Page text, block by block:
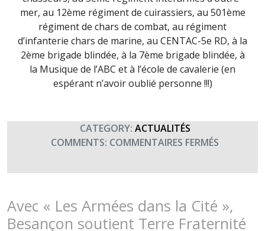
mer, au 12ème régiment de cuirassiers, au 501ème
régiment de chars de combat, au régiment
d’infanterie chars de marine, au CENTAC-5e RD, à la
2ème brigade blindée, à la 7ème brigade blindée, à
la Musique de l’ABC et à l’école de cavalerie (en
espérant n’avoir oublié personne !!!)
CATEGORY: ACTUALITÉS
COMMENTS: COMMENTAIRES FERMÉS
GEORGES,
(23
Avec « Les Armées dans la Cité »,
Besançon soutient Terre Fraternité